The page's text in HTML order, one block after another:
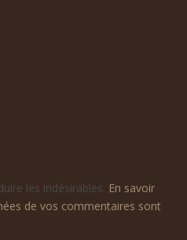
les indésirables. En savoir
de vos commentaires sont